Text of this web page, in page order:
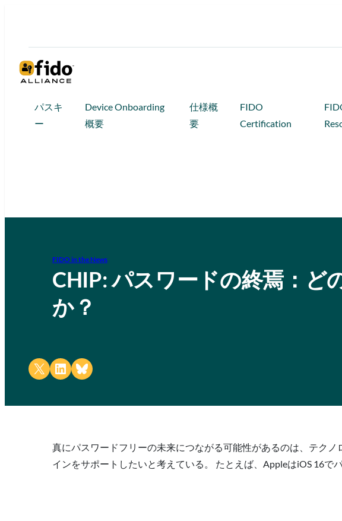
パスキ
ー
Device Onboarding
概要
仕様概
要
FIDO
Certification
FIDO in the News
CHIP: パスワードの終焉：ど
か？
Share on X Share on LinkedIn
Share on Bluesky
真にパスワードフリーの未来につながる可能性があるのは、テク
インをサポートしたいと考えている。 たとえば、AppleはiOS 16で